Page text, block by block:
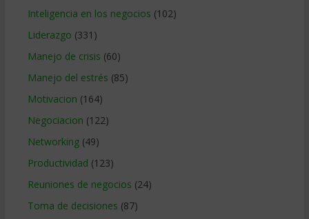
Inteligencia en los negocios (102)
Liderazgo (331)
Manejo de crisis (60)
Manejo del estrés (85)
Motivacion (164)
Negociacion (122)
Networking(49)
Productividad (123)
Reuniones de negocios (24)
Toma de decisiones (87)